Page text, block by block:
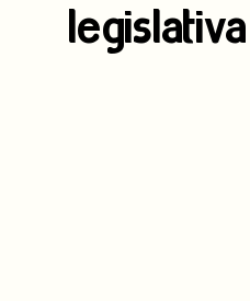
jóvenes indígenas
legislativa